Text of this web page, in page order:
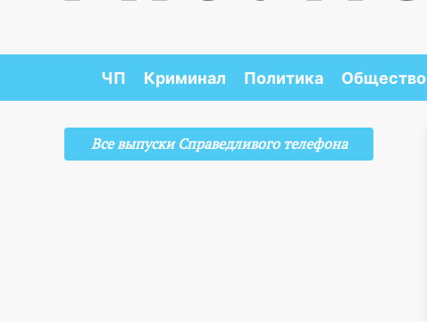
ЧП Криминал Политика Общество
Все выпуски Справедливого телефона